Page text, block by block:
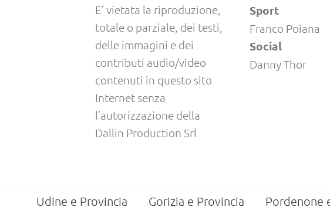
E’ vietata la riproduzione,
totale o parziale, dei testi,
delle immagini e dei
contributi audio/video
contenuti in questo sito
Internet senza
l’autorizzazione della
Dallin Production Srl
Sport
Franco Poiana
Social
Danny Thor
Udine e Provincia Gorizia e Provincia Pordenone